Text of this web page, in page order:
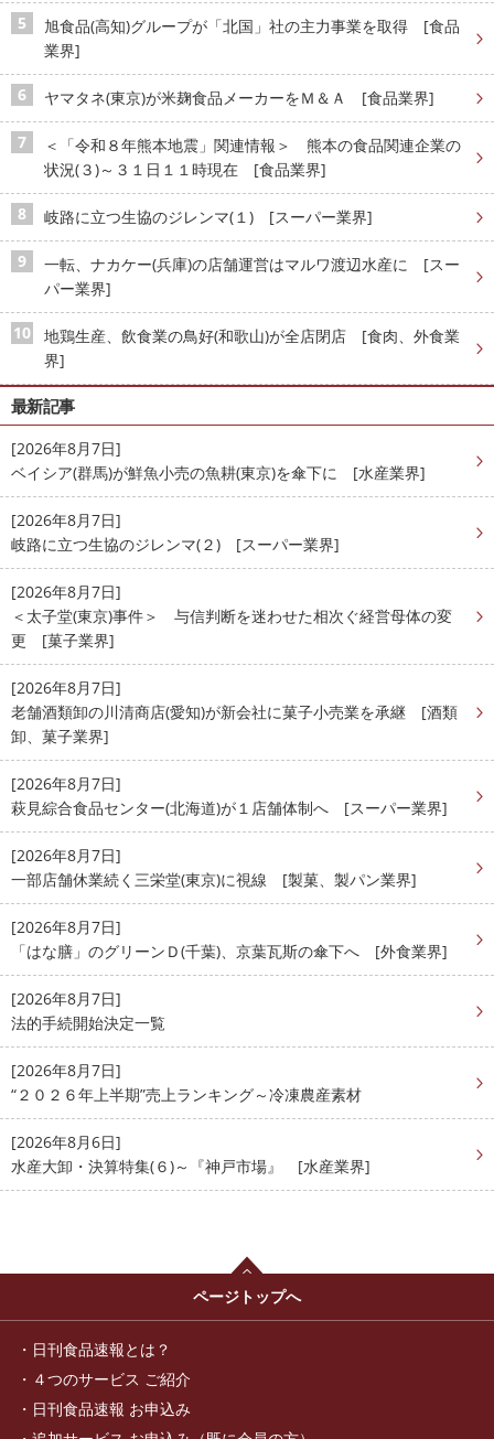
旭食品(高知)グループが「北国」社の主力事業を取得 [食品
業界]
ヤマタネ(東京)が米麹食品メーカーをＭ＆Ａ [食品業界]
＜「令和８年熊本地震」関連情報＞ 熊本の食品関連企業の
状況(３)～３１日１１時現在 [食品業界]
岐路に立つ生協のジレンマ(１) [スーパー業界]
一転、ナカケー(兵庫)の店舗運営はマルワ渡辺水産に [スー
パー業界]
地鶏生産、飲食業の鳥好(和歌山)が全店閉店 [食肉、外食業
界]
最新記事
[2026年8月7日]
ベイシア(群馬)が鮮魚小売の魚耕(東京)を傘下に [水産業界]
[2026年8月7日]
岐路に立つ生協のジレンマ(２) [スーパー業界]
[2026年8月7日]
＜太子堂(東京)事件＞ 与信判断を迷わせた相次ぐ経営母体の変
更 [菓子業界]
[2026年8月7日]
老舗酒類卸の川清商店(愛知)が新会社に菓子小売業を承継 [酒類
卸、菓子業界]
[2026年8月7日]
萩見綜合食品センター(北海道)が１店舗体制へ [スーパー業界]
[2026年8月7日]
一部店舗休業続く三栄堂(東京)に視線 [製菓、製パン業界]
[2026年8月7日]
「はな膳」のグリーンＤ(千葉)、京葉瓦斯の傘下へ [外食業界]
[2026年8月7日]
法的手続開始決定一覧
[2026年8月7日]
“２０２６年上半期”売上ランキング～冷凍農産素材
[2026年8月6日]
水産大卸・決算特集(６)～『神戸市場』 [水産業界]
ページトップへ
日刊食品速報とは？
４つのサービス ご紹介
日刊食品速報 お申込み